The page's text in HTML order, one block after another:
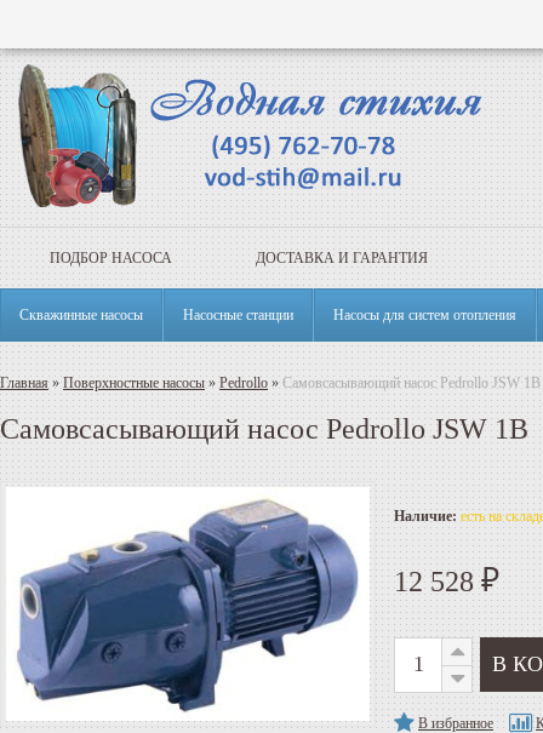
ПОДБОР НАСОСА ДОСТАВКА И ГАРАНТИЯ
Скважинные насосы Насосные станции Насосы для систем отопления
Главная»Поверхностные насосы»Pedrollo »Самовсасывающий насос Pedrollo JSW 1B
Самовсасывающий насос Pedrollo JSW 1B
Наличие: есть на
12 528₽
В избранное